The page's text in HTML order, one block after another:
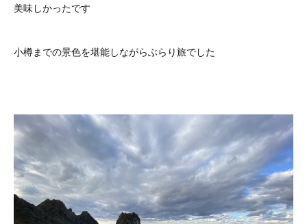
美味しかったです
小樽までの景色を堪能しながらぶらり旅でした